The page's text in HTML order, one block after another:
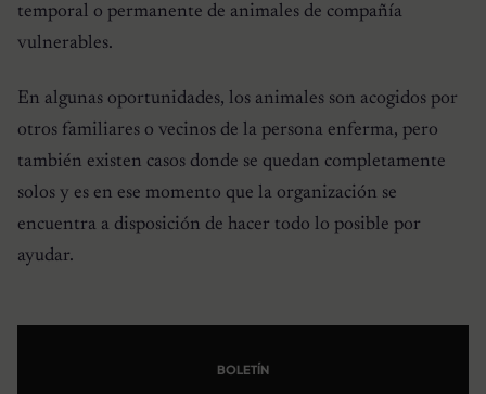
temporal o permanente de animales de compañía
vulnerables.
En algunas oportunidades, los animales son acogidos por
otros familiares o vecinos de la persona enferma, pero
también existen casos donde se quedan completamente
solos y es en ese momento que la organización se
encuentra a disposición de hacer todo lo posible por
ayudar.
BOLETÍN